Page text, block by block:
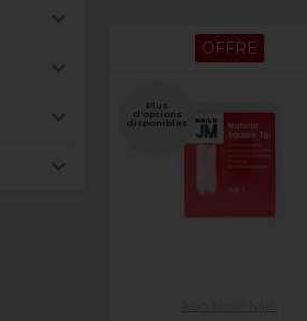
OFFRE
Plus
d'options
disponibles